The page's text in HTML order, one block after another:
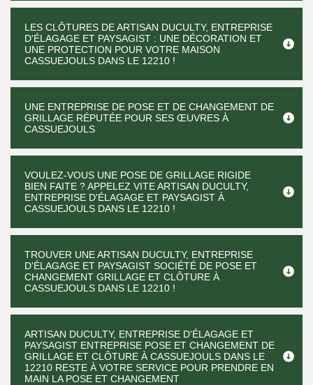
LES CLÔTURES DE ARTISAN DUCULTY, ENTREPRISE
D'ÉLAGAGE ET PAYSAGIST : UNE DÉCORATION ET
UNE PROTECTION POUR VOTRE MAISON
CASSUEJOULS DANS LE 12210 !
UNE ENTREPRISE DE POSE ET DE CHANGEMENT DE
GRILLAGE RÉPUTÉE POUR SES ŒUVRES À
CASSUEJOULS
VOULEZ-VOUS UNE POSE DE GRILLAGE RIGIDE
BIEN FAITE ? APPELEZ VITE ARTISAN DUCULTY,
ENTREPRISE D'ÉLAGAGE ET PAYSAGIST À
CASSUEJOULS DANS LE 12210 !
TROUVER UNE ARTISAN DUCULTY, ENTREPRISE
D'ÉLAGAGE ET PAYSAGIST SOCIÉTÉ DE POSE ET
CHANGEMENT GRILLAGE ET CLÔTURE À
CASSUEJOULS DANS LE 12210 !
ARTISAN DUCULTY, ENTREPRISE D'ÉLAGAGE ET
PAYSAGIST ENTREPRISE POSE ET CHANGEMENT DE
GRILLAGE ET CLÔTURE À CASSUEJOULS DANS LE
12210 RESTE À VOTRE SERVICE POUR PRENDRE EN
MAIN LA POSE ET CHANGEMENT